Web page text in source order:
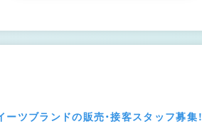
ツブランドの販売・接客スタッフ募集！